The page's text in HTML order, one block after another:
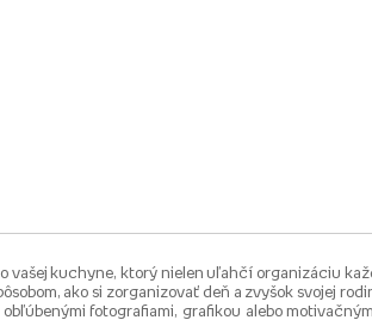
vašej kuchyne, ktorý nielen uľahčí organizáciu
ako si zorganizovať deň a zvyšok svojej
fotografiami, grafikou alebo